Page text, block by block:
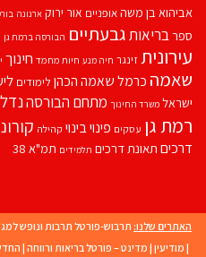
אביהוא בן משהאופניים אור ירוק ארנונה
ספרבריאותגבעתיים הבורסה ברמת גן
עירוניתזינגר חיה מנע חיות מחמד חינוך
שאמה כרמל שאמה הכהן לימודים
ישראל משרד החינוך מתחם הבורסה
רמת גן עסקים פינוי בינוי קהילה
דרכים תאונת דרכים תלמידים תמ"א 38
האתרים שלנו: תרבוש-פורטל תרבות ונופש
| מודיעין | מדינט – פורטל בריאות ורווחה |